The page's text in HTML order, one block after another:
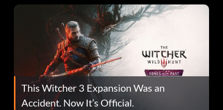
This Witcher 3 Expansion Was an
Accident. Now It’s Official.